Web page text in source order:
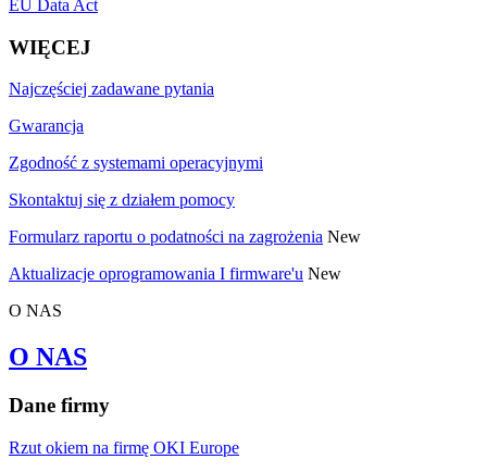
EU Data Act
WIĘCEJ
Najczęściej zadawane pytania
Gwarancja
Zgodność z systemami operacyjnymi
Skontaktuj się z działem pomocy
Formularz raportu o podatności na zagrożenia New
Aktualizacje oprogramowania I firmware'u New
O NAS
O NAS
Dane firmy
Rzut okiem na firmę OKI Europe